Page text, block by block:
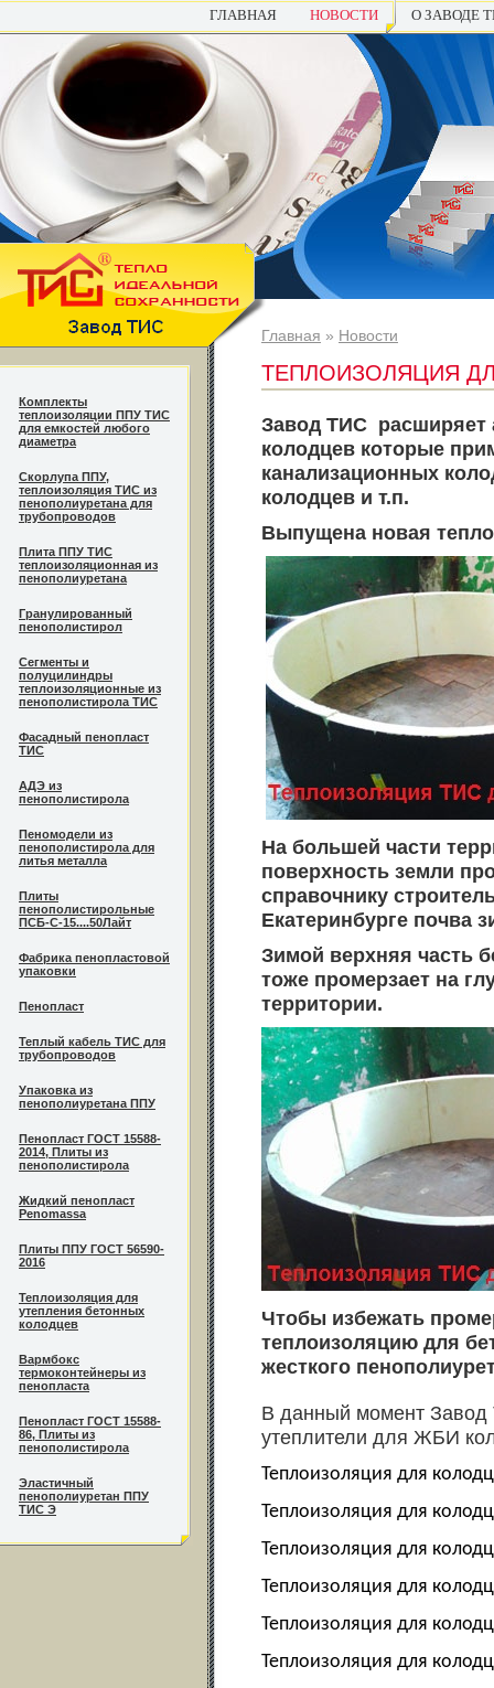
ГЛАВНАЯ НОВОСТИ О ЗАВОДЕ
Комплекты
теплоизоляции ППУ ТИС
для емкостей любого
диаметра
Cкорлупа ППУ,
теплоизоляция ТИС из
пенополиуретана для
трубопроводов
Плита ППУ ТИС
теплоизоляционная из
пенополиуретана
Гранулированный
пенополистирол
Сегменты и
полуцилиндры
теплоизоляционные из
пенополистирола ТИС
Фасадный пенопласт
ТИС
АДЭ из
пенополистирола
Пеномодели из
пенополистирола для
литья металла
Плиты
пенополистирольные
ПСБ-С-15....50Лайт
Фабрика пенопластовой
упаковки
Пенопласт
Теплый кабель ТИС для
трубопроводов
Упаковка из
пенополиуретана ППУ
Пенопласт ГОСТ 15588-
2014, Плиты из
пенополистирола
Жидкий пенопласт
Penomassa
Плиты ППУ ГОСТ 56590-
2016
Теплоизоляция для
утепления бетонных
колодцев
Вармбокс
термоконтейнеры из
пенопласта
Пенопласт ГОСТ 15588-
86, Плиты из
пенополистирола
Эластичный
пенополиуретан ППУ
ТИС Э
Главная » Новости
ТЕПЛОИЗОЛЯЦИЯ
Завод ТИС расширяет
колодцев которые
канализационных
колодцев и т.п.
Выпущена новая
На большей части
поверхность земли
справочнику
Екатеринбурге почва
Зимой верхняя часть
тоже промерзает на
территории.
Чтобы избежать
теплоизоляцию для
жесткого
В данный момент Завод
утеплители для ЖБИ
Теплоизоляция для
Теплоизоляция для
Теплоизоляция для
Теплоизоляция для
Теплоизоляция для
Теплоизоляция для